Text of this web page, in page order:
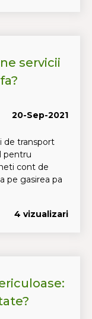
servicii
20-Sep-2021
de transport
pentru
cont de
pe gasirea pa
4 vizualizari